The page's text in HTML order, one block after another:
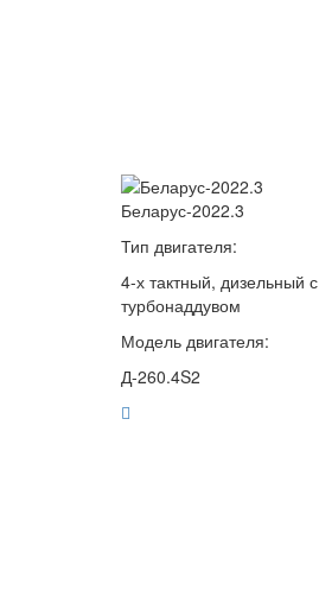
Беларус-2022.3
Тип двигателя:
4-х тактный, дизельный с
турбонаддувом
Модель двигателя:
Д-260.4S2